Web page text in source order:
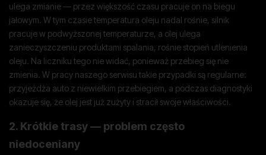
ulega zmianie — przez większość czasu pracuje on na biegu
jałowym. W tym czasie temperatura oleju nadal rośnie, silnik
pracuje w podwyższonej temperaturze, a olej ulega
zanieczyszczeniu produktami spalania, rośnie stopień utlenienia
oleju. Na liczniku tego nie widać, ponieważ przebieg się nie
zmienia. W pracy naszego serwisu takie przypadki są regularne:
przyjeżdża auto z niewielkim przebiegiem, a podczas diagnostyki
okazuje się, że olej jest już zużyty i stracił swoje właściwości.
2. Krótkie trasy — problem często
niedoceniany